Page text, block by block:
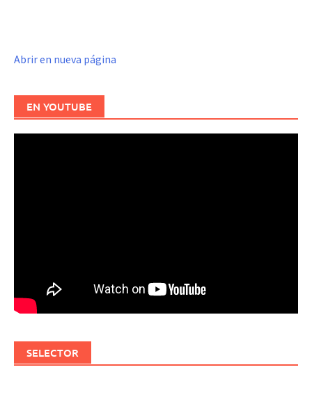
Abrir en nueva página
EN YOUTUBE
SELECTOR